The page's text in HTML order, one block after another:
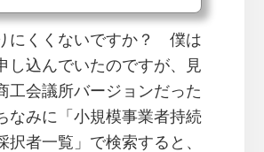
にくくないですか？ 僕は
し込んでいたのですが、見
工会議所バージョンだった
なみに「小規模事業者持続
者一覧」で検索すると、